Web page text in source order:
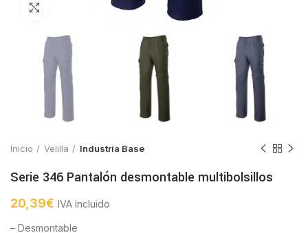
Click to enlarge
Inicio Velilla Industria Base
Serie 346 Pantalón desmontable multibolsillos
20,39€ IVA incluido
– Desmontable